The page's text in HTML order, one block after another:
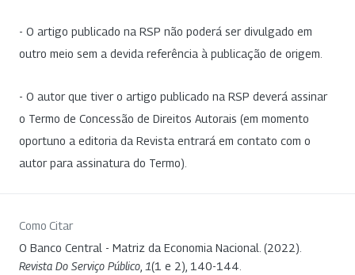
- O artigo publicado na RSP não poderá ser divulgado em
outro meio sem a devida referência à publicação de origem.
- O autor que tiver o artigo publicado na RSP deverá assinar
o Termo de Concessão de Direitos Autorais (em momento
oportuno a editoria da Revista entrará em contato com o
autor para assinatura do Termo).
Como Citar
O Banco Central - Matriz da Economia Nacional. (2022).
Revista Do Serviço Público 1(1 e 2), 140-144.